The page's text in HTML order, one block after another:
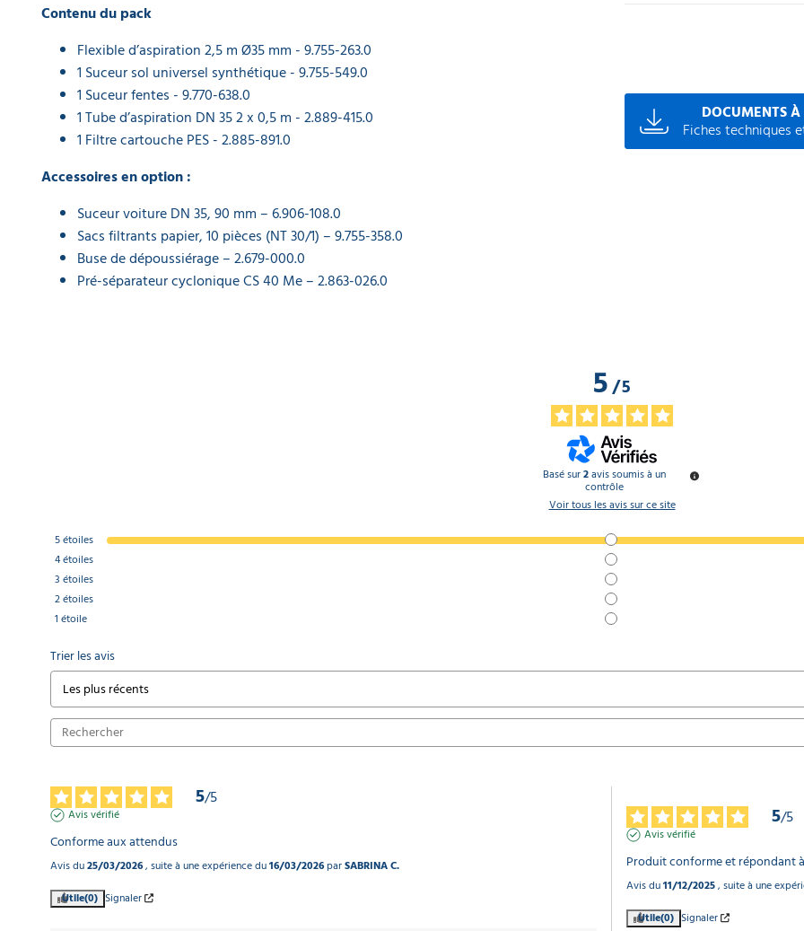
Contenu du pack
Flexible d’aspiration 2,5 m Ø35 mm - 9.755-263.0
1 Suceur sol universel synthétique - 9.755-549.0
1 Suceur fentes - 9.770-638.0
1 Tube d’aspiration DN 35 2 x 0,5 m - 2.889-415.0
1 Filtre cartouche PES - 2.885-891.0
Accessoires en option :
Suceur voiture DN 35, 90 mm – 6.906-108.0
Sacs filtrants papier, 10 pièces (NT 30/1) – 9.755-358.0
Buse de dépoussiérage – 2.679-000.0
Pré-séparateur cyclonique CS 40 Me – 2.863-026.0
DOCUMENTS
Fiches techniques
5/5
Basé sur2avis soumis à un
contrôle
Voir tous les avis sur ce site
5étoiles
4étoiles
3 étoiles
2étoiles
1 étoile
Trier les avis
5/5
Avis vérifié
Conforme aux attendus
Avis du25/03/2026, suite à une expérience du16/03/2026parSABRINA C.
Utile(0) Signaler
5/5
Avis vérifié
Produit conforme et répondant
Avis du11/12/2025, suite à une
Utile(0) Signaler